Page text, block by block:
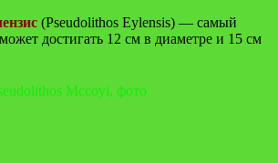
(Pseudolithos Eylensis) — самый
достигать 12 см в диаметре и 15 см